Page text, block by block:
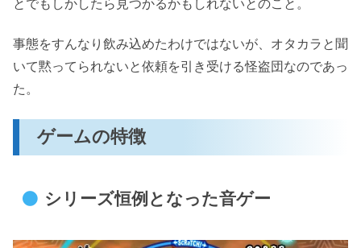
とでもしかしたら見つかるかもしれないとのこと。
事態をすんなり飲み込めたわけではないが、オタカラと聞
いて黙ってられないと依頼を引き受ける怪盗団なのであっ
た。
ゲームの特徴
シリーズ恒例となった音ゲー